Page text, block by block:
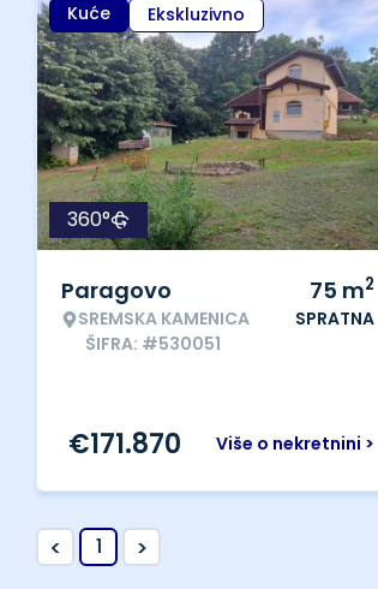
Kuće Ekskluzivno
360°
Paragovo
SREMSKA KAMENICA
ŠIFRA: #530051
75 m2
SPRATNA
Više o nekretnini >
€171.870
< 1 >